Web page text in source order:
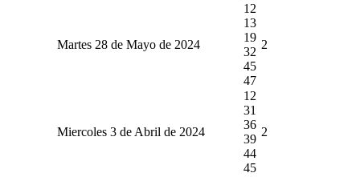
Martes 28 de Mayo de 2024
12
13
19
32
45
47
2
Miercoles 3 de Abril de 2024
12
31
36
39
44
45
2